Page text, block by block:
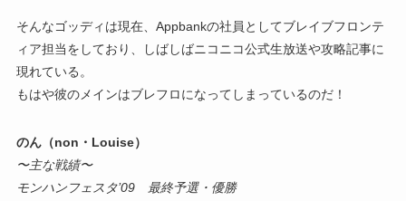
そんなゴッディは現在、Appbankの社員としてブレイブフロンテ
ィア担当をしており、しばしばニコニコ公式生放送や攻略記事に
現れている。
もはや彼のメインはブレフロになってしまっているのだ！
のん（non・Louise）
〜主な戦績〜
モンハンフェスタ’09 最終予選・優勝